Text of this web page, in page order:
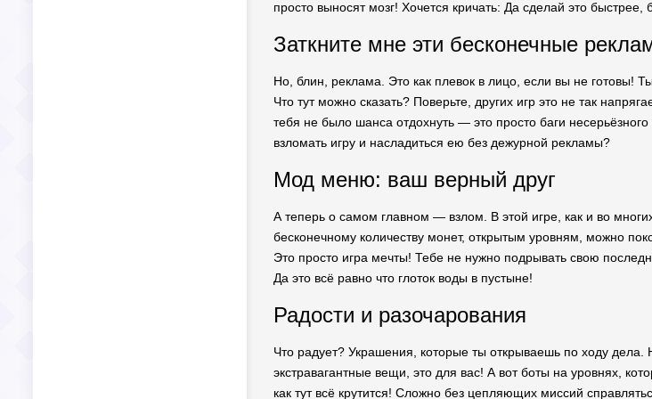
просто выносят мозг! Хочется кричать: Да сделай это
Заткните мне эти бесконечные
Но, блин, реклама. Это как плевок в лицо, если вы не готовы!
Что тут можно сказать? Поверьте, других игр это не так
тебя не было шанса отдохнуть — это просто баги
взломать игру и насладиться ею без дежурной рекламы?
Мод меню: ваш верный друг
А теперь о самом главном — взлом. В этой игре, как и во
бесконечному количеству монет, открытым уровням, можно
Это просто игра мечты! Тебе не нужно подрывать свою
Да это всё равно что глоток воды в пустыне!
Радости и разочарования
Что радует? Украшения, которые ты открываешь по ходу дела.
экстравагантные вещи, это для вас! А вот боты на уровнях,
как тут всё крутится! Сложно без цепляющих миссий